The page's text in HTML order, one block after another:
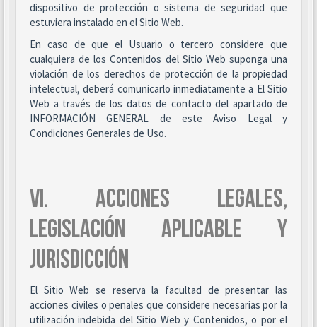
dispositivo de protección o sistema de seguridad que
estuviera instalado en el Sitio Web.
En caso de que el Usuario o tercero considere que
cualquiera de los Contenidos del Sitio Web suponga una
violación de los derechos de protección de la propiedad
intelectual, deberá comunicarlo inmediatamente a El Sitio
Web a través de los datos de contacto del apartado de
INFORMACIÓN GENERAL de este Aviso Legal y
Condiciones Generales de Uso.
VI. ACCIONES LEGALES,
LEGISLACIÓN APLICABLE Y
JURISDICCIÓN
El Sitio Web se reserva la facultad de presentar las
acciones civiles o penales que considere necesarias por la
utilización indebida del Sitio Web y Contenidos, o por el